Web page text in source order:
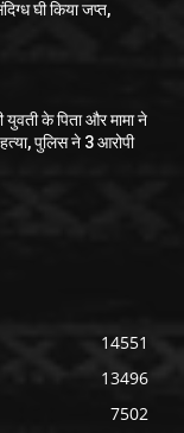
घी किया जप्त,
के पिता और मामा ने
पुलिस ने 3 आरोपी
14551
13496
7502